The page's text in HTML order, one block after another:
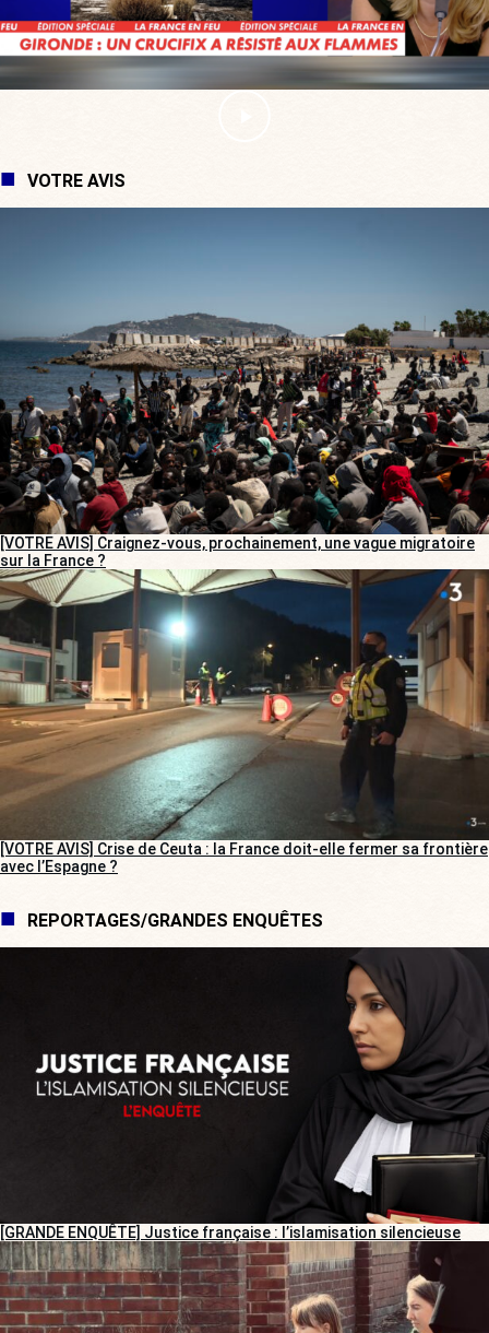
VOTRE AVIS
[VOTRE AVIS] Craignez-vous, prochainement, une vague migratoire
sur la France ?
[VOTRE AVIS] Crise de Ceuta : la France doit-elle fermer sa frontière
avec l’Espagne ?
REPORTAGES/GRANDES ENQUÊTES
[GRANDE ENQUÊTE] Justice française : l’islamisation silencieuse